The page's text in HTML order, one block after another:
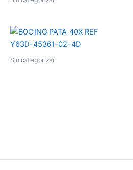
Sin categorizar